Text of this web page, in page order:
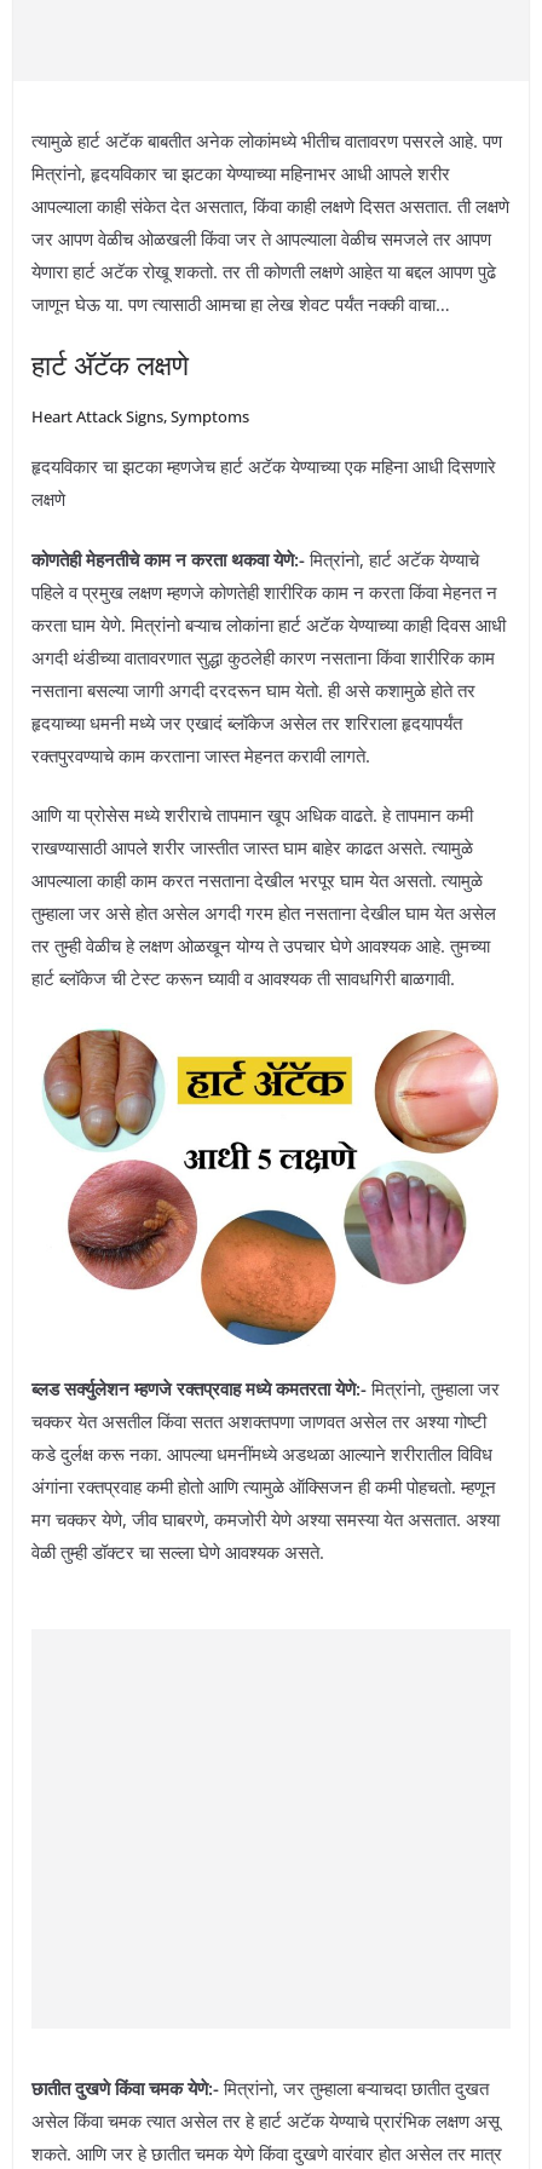
त्यामुळे हार्ट अटॅक बाबतीत अनेक लोकांमध्ये भीतीच वातावरण पसरले आहे. पण
मित्रांनो, हृदयविकार चा झटका येण्याच्या महिनाभर आधी आपले शरीर
आपल्याला काही संकेत देत असतात, किंवा काही लक्षणे दिसत असतात. ती लक्षणे
जर आपण वेळीच ओळखली किंवा जर ते आपल्याला वेळीच समजले तर आपण
येणारा हार्ट अटॅक रोखू शकतो. तर ती कोणती लक्षणे आहेत या बद्दल आपण पुढे
जाणून घेऊ या. पण त्यासाठी आमचा हा लेख शेवट पर्यंत नक्की वाचा…
हार्ट अ‍ॅटॅक लक्षणे
Heart Attack Signs, Symptoms
हृदयविकार चा झटका म्हणजेच हार्ट अटॅक येण्याच्या एक महिना आधी दिसणारे
लक्षणे
कोणतेही मेहनतीचे काम न करता थकवा येणे:-मित्रांनो, हार्ट अटॅक येण्याचे
पहिले व प्रमुख लक्षण म्हणजे कोणतेही शारीरिक काम न करता किंवा मेहनत न
करता घाम येणे. मित्रांनो बऱ्याच लोकांना हार्ट अटॅक येण्याच्या काही दिवस आधी
अगदी थंडीच्या वातावरणात सुद्धा कुठलेही कारण नसताना किंवा शारीरिक काम
नसताना बसल्या जागी अगदी दरदरून घाम येतो. ही असे कशामुळे होते तर
हृदयाच्या धमनी मध्ये जर एखादं ब्लॉकेज असेल तर शरिराला हृदयापर्यंत
रक्तपुरवण्याचे काम करताना जास्त मेहनत करावी लागते.
आणि या प्रोसेस मध्ये शरीराचे तापमान खूप अधिक वाढते. हे तापमान कमी
राखण्यासाठी आपले शरीर जास्तीत जास्त घाम बाहेर काढत असते. त्यामुळे
आपल्याला काही काम करत नसताना देखील भरपूर घाम येत असतो. त्यामुळे
तुम्हाला जर असे होत असेल अगदी गरम होत नसताना देखील घाम येत असेल
तर तुम्ही वेळीच हे लक्षण ओळखून योग्य ते उपचार घेणे आवश्यक आहे. तुमच्या
हार्ट ब्लॉकेज ची टेस्ट करून घ्यावी व आवश्यक ती सावधगिरी बाळगावी.
ब्लड सर्क्युलेशन म्हणजे रक्तप्रवाह मध्ये कमतरता येणे:-मित्रांनो, तुम्हाला जर
चक्कर येत असतील किंवा सतत अशक्तपणा जाणवत असेल तर अश्या गोष्टी
कडे दुर्लक्ष करू नका. आपल्या धमनींमध्ये अडथळा आल्याने शरीरातील विविध
अंगांना रक्तप्रवाह कमी होतो आणि त्यामुळे ऑक्सिजन ही कमी पोहचतो. म्हणून
मग चक्कर येणे, जीव घाबरणे, कमजोरी येणे अश्या समस्या येत असतात. अश्या
वेळी तुम्ही डॉक्टर चा सल्ला घेणे आवश्यक असते.
छातीत दुखणे किंवा चमक येणे:-मित्रांनो, जर तुम्हाला बऱ्याचदा छातीत दुखत
असेल किंवा चमक त्यात असेल तर हे हार्ट अटॅक येण्याचे प्रारंभिक लक्षण असू
शकते. आणि जर हे छातीत चमक येणे किंवा दुखणे वारंवार होत असेल तर मात्र